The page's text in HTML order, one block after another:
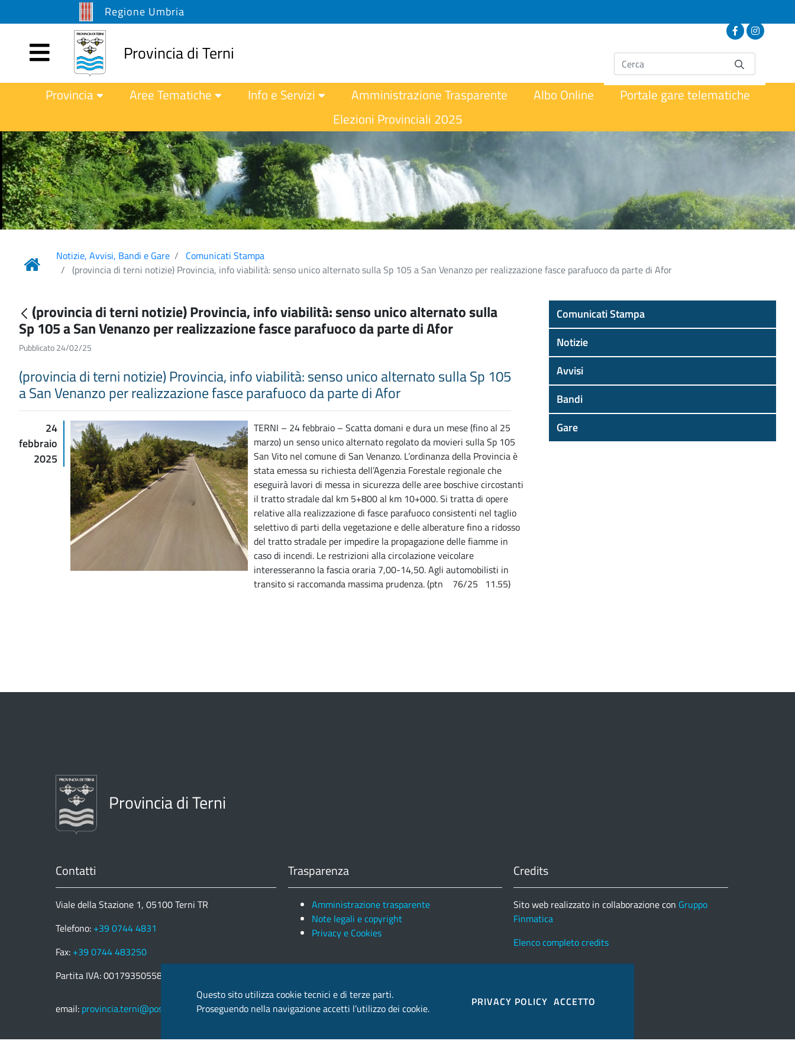
Regione Umbria
Provincia di Terni
Provincia Aree Tematiche Info e Servizi Amministrazione Trasparente Albo Online
Portale gare telematiche
Elezioni Provinciali 2025
Notizie, Avvisi, Bandi e Gare
Comunicati Stampa
(provincia di terni notizie) Provincia, info viabilità: senso unico alternato sulla Sp 105 a San Venanzo per realizzazione fasce parafuoco da parte di Afor
(provincia di terni notizie) Provincia, info viabilità: senso unico alternato sulla
Sp 105 a San Venanzo per realizzazione fasce parafuoco da parte di Afor
Pubblicato 24/02/25
(provincia di terni notizie) Provincia, info viabilità: senso unico alternato sulla Sp 105
a San Venanzo per realizzazione fasce parafuoco da parte di Afor
24
febbraio
2025
TERNI – 24 febbraio – Scatta domani e dura un mese (fino al 25
marzo) un senso unico alternato regolato da movieri sulla Sp 105
San Vito nel comune di San Venanzo. L’ordinanza della Provincia è
stata emessa su richiesta dell’Agenzia Forestale regionale che
eseguirà lavori di messa in sicurezza delle aree boschive circostanti
il tratto stradale dal km 5+800 al km 10+000. Si tratta di opere
relative alla realizzazione di fasce parafuoco consistenti nel taglio
selettivo di parti della vegetazione e delle alberature fino a ridosso
del tratto stradale per impedire la propagazione delle fiamme in
caso di incendi. Le restrizioni alla circolazione veicolare
interesseranno la fascia oraria 7,00-14,50. Agli automobilisti in
transito si raccomanda massima prudenza. (ptn 76/25 11.55)
Comunicati Stampa
Notizie
Avvisi
Bandi
Gare
Provincia di Terni
Contatti
Viale della Stazione 1, 05100 Terni TR
Telefono: +39 0744 4831
Fax: +39 0744 483250
Partita IVA: 00179350558
email: provincia.terni@postacert.umbria.it
Trasparenza
Amministrazione trasparente
Note legali e copyright
Privacy e Cookies
Credits
Sito web realizzato in collaborazione con Gruppo
Finmatica
Elenco completo credits
Questo sito utilizza cookie tecnici e di terze parti.
Proseguendo nella navigazione accetti l’utilizzo dei cookie.
PRIVACY POLICY ACCETTO